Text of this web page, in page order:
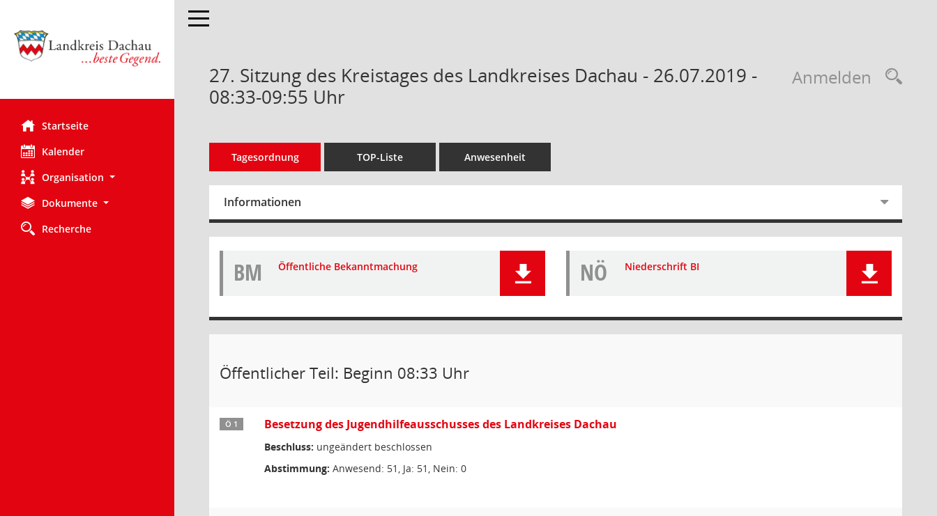
Startseite
Kalender
Organisation
Dokumente
Recherche
Toggle navigation
Anmelden
27. Sitzung des Kreistages des Landkreises Dachau - 26.07.2019 -
08:33-09:55 Uhr
Tagesordnung TOP-Liste Anwesenheit
Informationen
BM Öffentliche Bekanntmachung NÖ Niederschrift BI
Öffentlicher Teil: Beginn 08:33 Uhr
Ö 1 Besetzung des Jugendhilfeausschusses des Landkreises Dachau
Beschluss: ungeändert beschlossen
Abstimmung: Anwesend: 51, Ja: 51, Nein: 0